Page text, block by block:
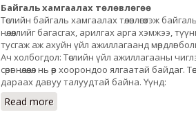
Байгаль хамгаалах төлөвлөгөө
Төслийн байгаль хамгаалах төлөвлөгөө гэж
нөлөөллийг багасгах, арилгах арга хэмжээ,
тусгаж аж ахуйн үйл ажиллагаанд мөрдлөг
Ач холбогдол: Төслийн үйл ажиллагааны
сөрөг нөлөөлөл нь өөр хоорондоо ялгаатай
дараах давуу талуудтай байна. Үүнд:
Read more